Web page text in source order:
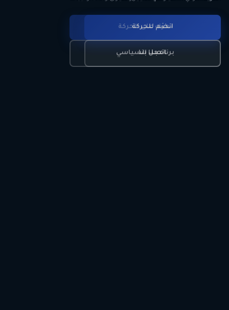
تعرّف على الحركة
برنامجنا السياسي
انضم للحركة
اتصل بنا